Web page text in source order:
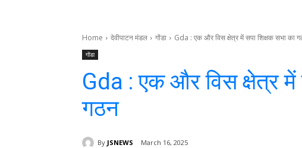
Home देवीपाटन मंडल गोंडा Gda : एक और विस क्षेत्र में सपा शिक्षक सभा का
गोंडा
Gda : एक और विस क्षेत्र में
गठन
By JSNEWS March 16, 2025